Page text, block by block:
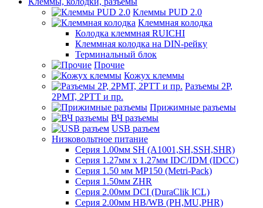
Клеммы PUD 2.0
Клеммная колодка
Колодка клеммная RUICHI
Клеммная колодка на DIN-рейку
Терминальный блок
Прочие
Кожух клеммы
Разъемы 2Р,
2РМТ, 2РТТ и пр.
Прижимные разъемы
ВЧ разъемы
USB разъем
Низковольтное питание
Серия 1.00мм SH (A1001,SH,SSH,SHR)
Серия 1.27мм x 1.27мм IDC/IDM (IDCC)
Серия 1.50 мм MP150 (Metri-Pack)
Серия 1.50мм ZHR
Серия 2.00мм DCI (DuraClik ICL)
Серия 2.00мм HB/WB (PH,MU,PHR)